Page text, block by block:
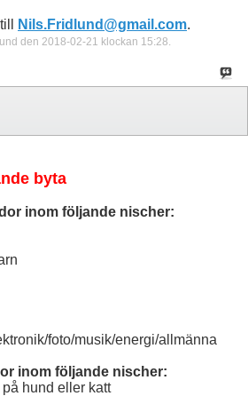
Nils.Fridlund@gmail.com.
den 2018-02-21 klockan 15:28.
byta
inom följande nischer:
foto/musik/energi/allmänna
inom följande nischer:
hund eller katt